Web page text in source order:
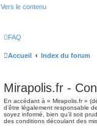
Vers le contenu
FAQ
Accueil Index du forum
Mirapolis.fr -
En accédant à « Mirapolis.fr »
d’être légalement responsable
soyez informé, bien qu’il soit
des conditions découlant des